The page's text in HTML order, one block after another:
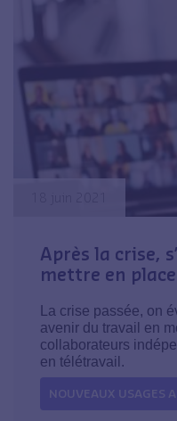
Après la crise,
mettre en
La crise passée, on
avenir du travail en
collaborateurs
en télétravail.
NOUVEAUX USAGES